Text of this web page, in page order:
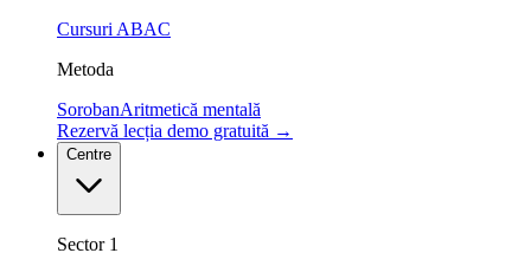
Cursuri ABAC
Metoda
SorobanAritmetică mentală
Rezervă lecția demo gratuită →
Centre
Sector 1